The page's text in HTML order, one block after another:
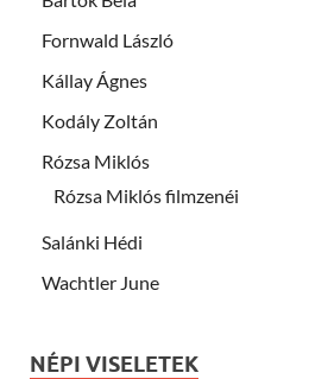
Fornwald László
Kállay Ágnes
Kodály Zoltán
Rózsa Miklós
Rózsa Miklós filmzenéi
Salánki Hédi
Wachtler June
NÉPI VISELETEK